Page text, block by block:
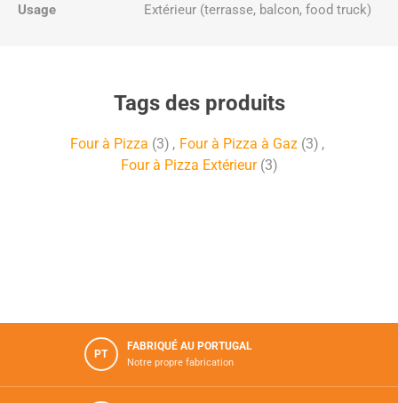
Usage
Extérieur (terrasse, balcon, food truck)
Tags des produits
Four à Pizza (3) , Four à Pizza à Gaz (3) ,
Four à Pizza Extérieur (3)
PT
FABRIQUÉ AU PORTUGAL
Notre propre fabrication